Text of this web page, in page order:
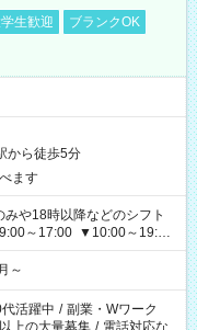
生歓迎
ブランクOK
から徒歩5分
ます
みや18時以降などのシフト
～17:00 ▼10:00～19:00
～
活躍中 / 副業・Wワーク
上の大量募集 / 電話対応な